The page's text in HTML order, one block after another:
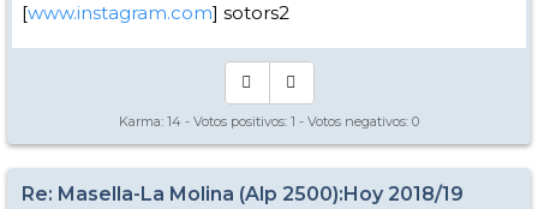
[www.instagram.com] sotors2
Karma: 14 - Votos positivos: 1 - Votos negativos: 0
Re: Masella-La Molina (Alp 2500):Hoy 2018/19